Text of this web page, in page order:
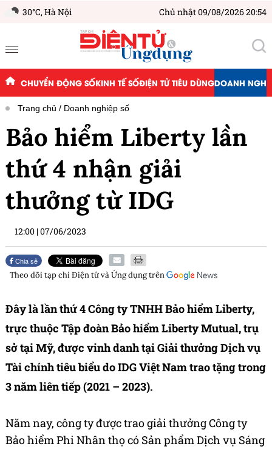
30°C,Hà Nội Chủ nhật 09/08/2026 20:54
CHUYỂN ĐỘNG SỐKINH TẾ SỐĐIỆN TỬ TIÊU DÙNGDOANH
Trang chủ Doanh nghiệp số
Bảo hiểm Liberty lần
thứ 4 nhận giải
thưởng từ IDG
12:00 |07/06/2023
Chia sẻ
Theo dõi tạp chíĐiện tử và Ứng dụngtrên
Đây là lần thứ 4 Công ty TNHH Bảo hiểm Liberty,
trực thuộc Tập đoàn Bảo hiểm Liberty Mutual, trụ
sở tại Mỹ, được vinh danh tại Giải thưởng Dịch vụ
Tài chính tiêu biểu do IDG Việt Nam trao tặng trong
3 năm liên tiếp (2021 – 2023).
Năm nay, công ty được trao giải thưởng Công ty
Bảo hiểm Phi Nhân thọ có Sản phẩm Dịch vụ Sáng